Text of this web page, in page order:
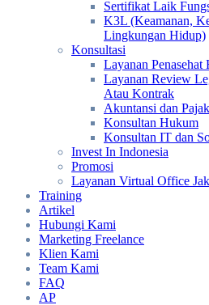
Sertifikat Laik
K3L (Keamanan,
Lingkungan Hidup)
Konsultasi
Layanan
Layanan Review
Atau Kontrak
Akuntansi dan Pajak
Konsultan Hukum
Konsultan IT dan
Invest In Indonesia
Promosi
Layanan Virtual Office
Training
Artikel
Hubungi Kami
Marketing Freelance
Klien Kami
Team Kami
FAQ
AP